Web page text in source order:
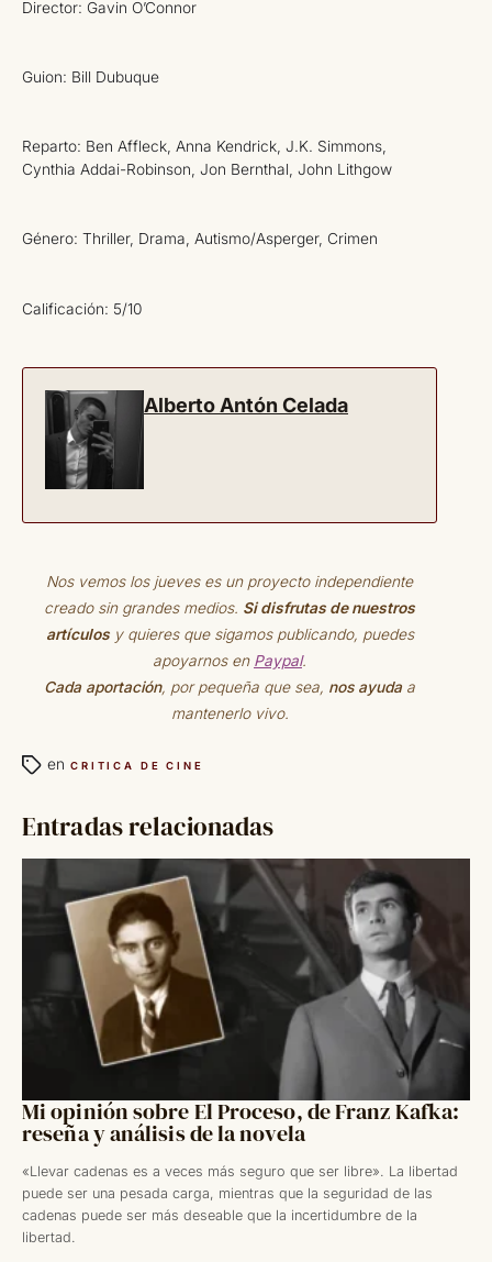
Director: Gavin O’Connor
Guion: Bill Dubuque
Reparto: Ben Affleck, Anna Kendrick, J.K. Simmons,
Cynthia Addai-Robinson, Jon Bernthal, John Lithgow
Género: Thriller, Drama, Autismo/Asperger, Crimen
Calificación: 5/10
Alberto Antón Celada
Nos vemos los jueves es un proyecto independiente
creado sin grandes medios. Si disfrutas de nuestros
artículosy quieres que sigamos publicando, puedes
apoyarnos en Paypal.
Cada aportación, por pequeña que sea, nos ayudaa
mantenerlo vivo.
en CRITICA DE CINE
Entradas relacionadas
Mi opinión sobre El Proceso, de Franz Kafka:
reseña y análisis de la novela
«Llevar cadenas es a veces más seguro que ser libre». La libertad
puede ser una pesada carga, mientras que la seguridad de las
cadenas puede ser más deseable que la incertidumbre de la
libertad.